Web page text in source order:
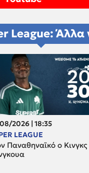
League: Άλλα
2026 | 18:35
LEAGUE
Παναθηναϊκό ο Κινγκς